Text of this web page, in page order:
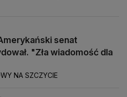
senat
"Zła wiadomość dla
NA SZCZYCIE